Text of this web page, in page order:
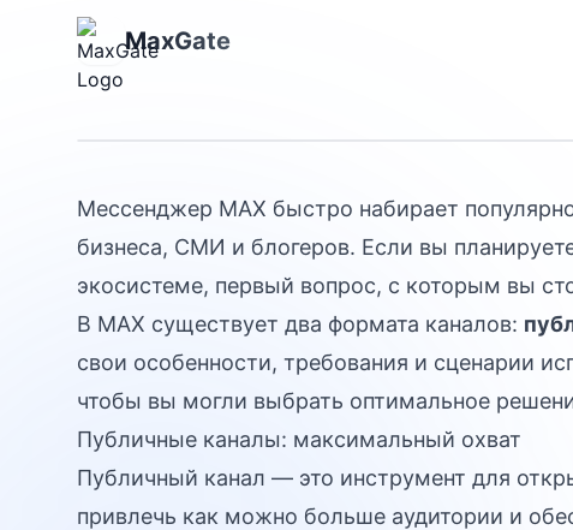
MaxGate
и что выбрать?
Мессенджер MAX быстро набирает
бизнеса, СМИ и блогеров. Если вы
экосистеме, первый вопрос, с которым вы
В MAX существует два формата каналов:
свои особенности, требования и сценарии
чтобы вы могли выбрать оптимальное
Публичные каналы: максимальный охват
Публичный канал — это инструмент для
привлечь как можно больше аудитории и